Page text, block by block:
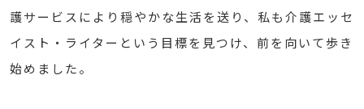
護サービスにより穏やかな生活を送り、私も介護エッセ
イスト・ライターという目標を見つけ、前を向いて歩き
始めました。